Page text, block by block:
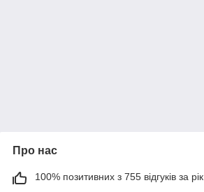
Про нас
100% позитивних з 755 відгуків за рік